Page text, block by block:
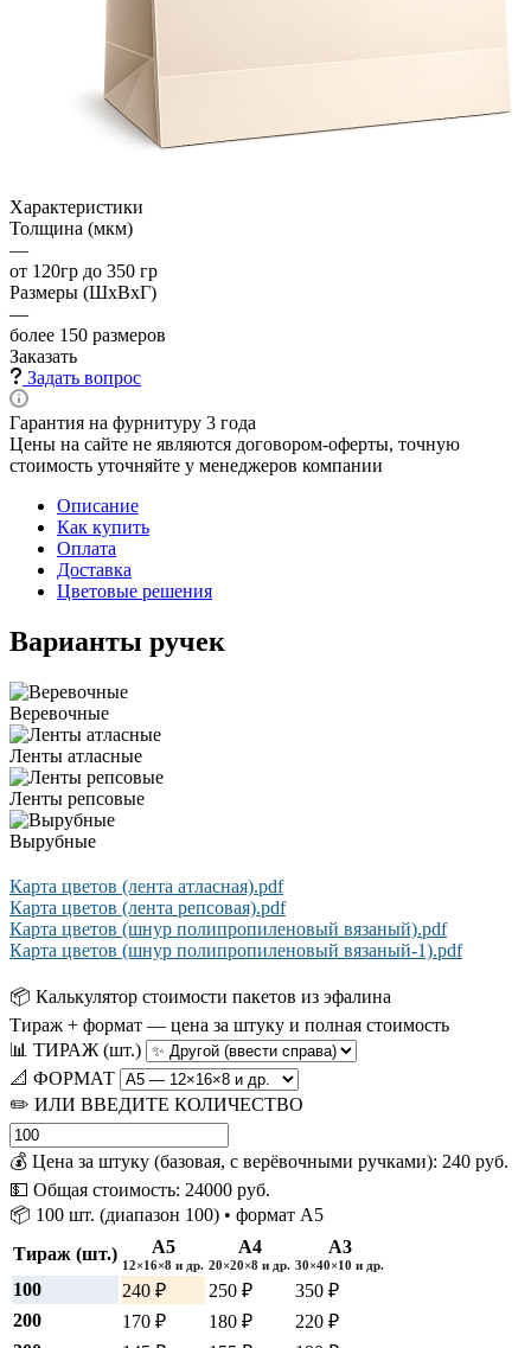
Характеристики
Толщина (мкм)
—
от 120гр до 350 гр
Размеры (ШхВхГ)
—
более 150 размеров
Заказать
Задать вопрос
Гарантия на фурнитуру 3 года
Цены на сайте не являются договором-оферты, точную
стоимость уточняйте у менеджеров компании
Описание
Как купить
Оплата
Доставка
Цветовые решения
Варианты ручек
Веревочные
Ленты атласные
Ленты репсовые
Вырубные
Карта цветов (лента атласная).pdf
Карта цветов (лента репсовая).pdf
Карта цветов (шнур полипропиленовый вязаный).pdf
Карта цветов (шнур полипропиленовый вязаный-1).pdf
📦 Калькулятор стоимости пакетов из эфалина
Тираж + формат — цена за штуку и полная стоимость
📊 ТИРАЖ (шт.)
📐 ФОРМАТ
✏️ ИЛИ ВВЕДИТЕ КОЛИЧЕСТВО
💰 Цена за штуку (базовая, с верёвочными ручками): 240 руб.
💵 Общая стоимость: 24000 руб.
📦 100 шт. (диапазон 100) • формат А5
Тираж (шт.)
А5
12×16×8 и др.
А4
20×20×8 и др.
А3
30×40×10 и др.
100 240 ₽ 250 ₽
350 ₽
200
170 ₽ 180 ₽
220 ₽